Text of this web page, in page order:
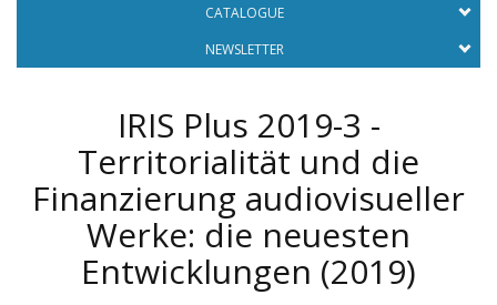
CATALOGUE
NEWSLETTER
IRIS Plus 2019-3 -
Territorialität und die
Finanzierung audiovisueller
Werke: die neuesten
Entwicklungen (2019)